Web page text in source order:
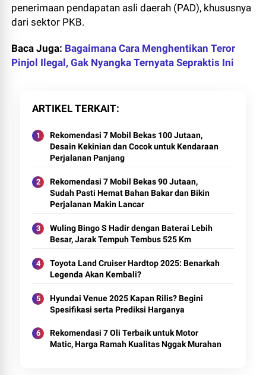
penerimaan pendapatan asli daerah (PAD), khususnya
dari sektor PKB.
Baca Juga: Bagaimana Cara Menghentikan Teror
Pinjol Ilegal, Gak Nyangka Ternyata Sepraktis Ini
ARTIKEL TERKAIT
Rekomendasi 7 Mobil Bekas 100 Jutaan,
Desain Kekinian dan Cocok untuk Kendaraan
Perjalanan Panjang
Rekomendasi 7 Mobil Bekas 90 Jutaan,
Sudah Pasti Hemat Bahan Bakar dan Bikin
Perjalanan Makin Lancar
Wuling Bingo S Hadir dengan Baterai Lebih
Besar, Jarak Tempuh Tembus 525 Km
Toyota Land Cruiser Hardtop 2025: Benarkah
Legenda Akan Kembali?
Hyundai Venue 2025 Kapan Rilis? Begini
Spesifikasi serta Prediksi Harganya
Rekomendasi 7 Oli Terbaik untuk Motor
Matic, Harga Ramah Kualitas Nggak Murahan